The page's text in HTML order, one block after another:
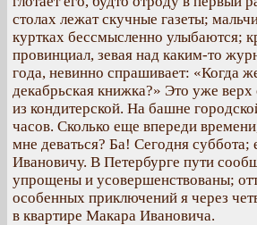
столах лежат скучные газеты;
куртках бессмысленно улыбаются;
провинциал, зевая над каким-то
года, невинно спрашивает: «Когда
декабрьская книжка?» Это уже
из кондитерской. На башне
часов. Сколько еще впереди
мне деваться? Ба! Сегодня
Ивановичу. В Петербурге пути
упрощены и усовершенствованы;
особенных приключений я через
в квартире Макара Ивановича.